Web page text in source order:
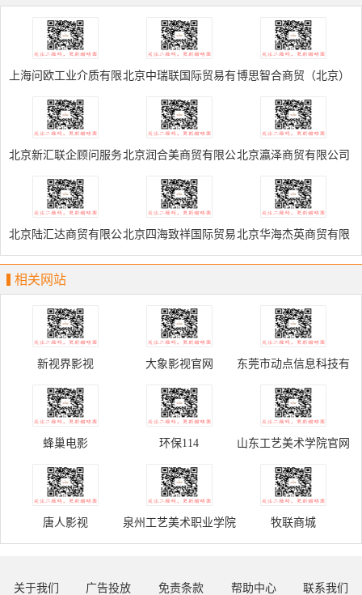
上海问欧工业介质有限
公司
北京中瑞联国际贸易有
限公司
博思智合商贸（北京）
有限公司
北京新汇联企顾问服务
有限公司
北京润合美商贸有限公
司
北京瀛泽商贸有限公司
北京陆汇达商贸有限公
司
北京四海致祥国际贸易
有限公司
北京华海杰英商贸有限
公司
相关网站
新视界影视 大象影视官网 东莞市动点信息科技有
限公司
蜂巢电影 环保114 山东工艺美术学院官网
唐人影视 泉州工艺美术职业学院 牧联商城
关于我们 广告投放 免责条款 帮助中心 联系我们